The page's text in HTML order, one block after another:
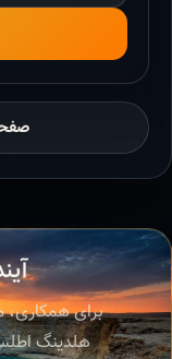
برای
هلدینگ